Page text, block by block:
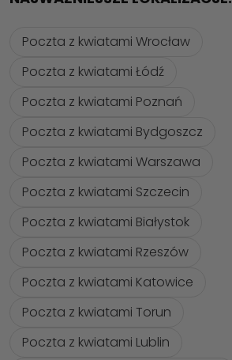
Poczta z kwiatami Wrocław
Poczta z kwiatami Łódź
Poczta z kwiatami Poznań
Poczta z kwiatami Bydgoszcz
Poczta z kwiatami Warszawa
Poczta z kwiatami Szczecin
Poczta z kwiatami Białystok
Poczta z kwiatami Rzeszów
Poczta z kwiatami Katowice
Poczta z kwiatami Torun
Poczta z kwiatami Lublin